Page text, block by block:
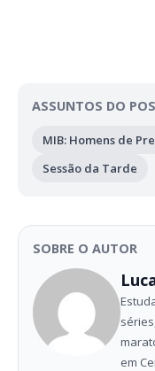
ASSUNTOS DO
MIB: Homens de
Sessão da Tarde
SOBRE O AUTOR
em